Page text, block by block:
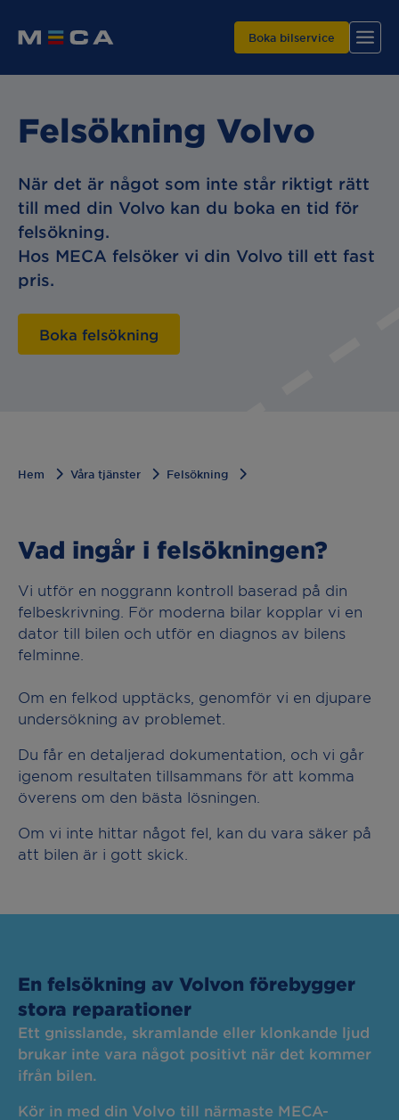
Hitta din verkstad
Våra tjänster
Varför MECA?
Boka bilservice
Felsökning Volvo
När det är något som inte står riktigt rätt
till med din Volvo kan du boka en tid för
felsökning.
Hos MECA felsöker vi din Volvo till ett fast
pris.
Boka felsökning
Hem Våra tjänster Felsökning
Vad ingår i felsökningen?
Vi utför en noggrann kontroll baserad på din
felbeskrivning. För moderna bilar kopplar vi en
dator till bilen och utför en diagnos av bilens
felminne.
Om en felkod upptäcks, genomför vi en djupare
undersökning av problemet.
Du får en detaljerad dokumentation, och vi går
igenom resultaten tillsammans för att komma
överens om den bästa lösningen.
Om vi inte hittar något fel, kan du vara säker på
att bilen är i gott skick.
En felsökning av Volvon förebygger
stora reparationer
Ett gnisslande, skramlande eller klonkande ljud
brukar inte vara något positivt när det kommer
ifrån bilen.
Kör in med din Volvo till närmaste MECA-